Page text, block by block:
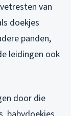
van
doekjes
panden,
leidingen ook
door die